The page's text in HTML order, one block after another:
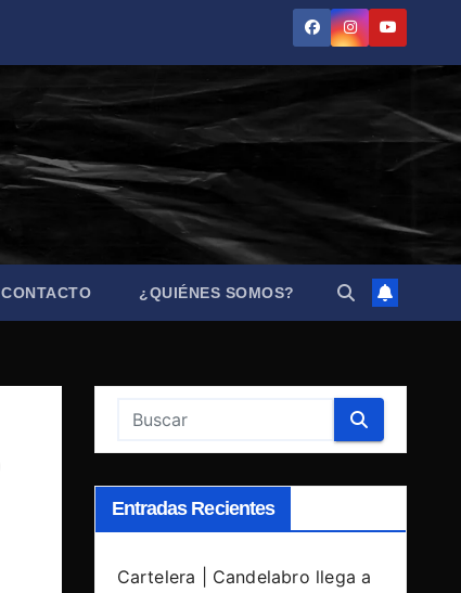
CONTACTO ¿QUIÉNES SOMOS?
Entradas Recientes
Cartelera | Candelabro llega a